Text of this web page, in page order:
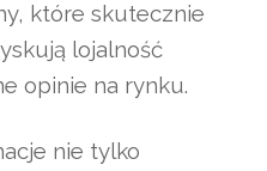
które skutecznie
lojalność
opinie na rynku.
nie tylko